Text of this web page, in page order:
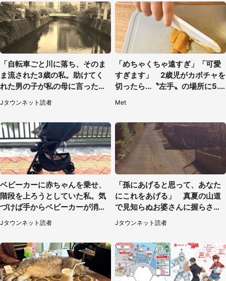
「自転車ごと川に落ち、そのま
ま流された3歳の私。助けてく
れた男の子が私の母に言ったの
は...」（千葉県・20代女性）
Jタウンネット読者
「めちゃくちゃ遠すぎ」「可愛
すぎます」 2歳児がカボチャを
切ったら...〝左手〟の場所に5.3
Met
ベビーカーに赤ちゃんを乗せ、
階段を上ろうとしていた私。気
づけば手からベビーカーが消え
ていて（神奈川県・60代女性）
Jタウンネット読者
「孫にあげると思って、あなた
にこれをあげる」 真夏の山道
で見知らぬお婆さんに握らされ
たもの（山口県・30代女性）
Jタウンネット読者